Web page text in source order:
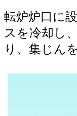
転炉炉口に
スを冷却し
り、集じん